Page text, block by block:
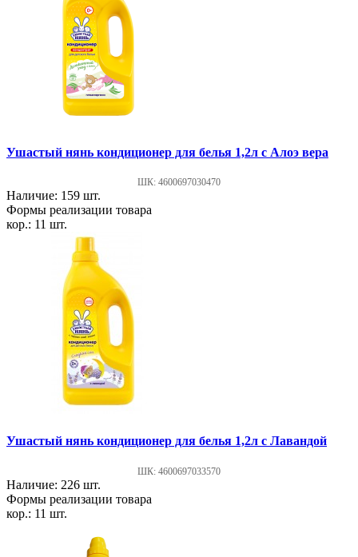
Ушастый нянь кондиционер для белья 1,2л с Алоэ вера
ШК: 4600697030470
Наличие: 159 шт.
Формы реализации товара
кор.: 11 шт.
Ушастый нянь кондиционер для белья 1,2л с Лавандой
ШК: 4600697033570
Наличие: 226 шт.
Формы реализации товара
кор.: 11 шт.